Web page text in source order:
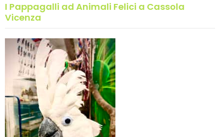
I Pappagalli ad Animali Felici a Cassola
Vicenza